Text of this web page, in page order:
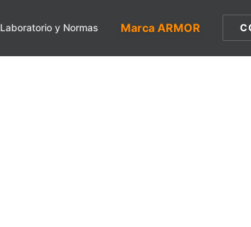
Laboratorio y Normas Marca ARMOR